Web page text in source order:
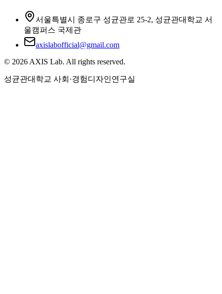
서울특별시 종로구 성균관로 25-2, 성균관대학교 서
울캠퍼스 국제관
axislabofficial@gmail.com
© 2026 AXIS Lab. All rights reserved.
성균관대학교 사회·경험디자인연구실